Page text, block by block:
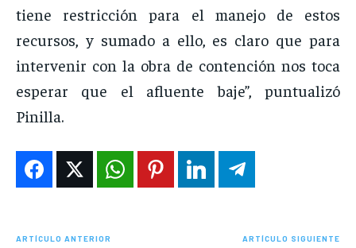
tiene restricción para el manejo de estos
recursos, y sumado a ello, es claro que para
intervenir con la obra de contención nos toca
esperar que el afluente baje”, puntualizó
Pinilla.
ARTÍCULO ANTERIOR ARTÍCULO SIGUIENTE